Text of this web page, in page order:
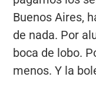
Buenos Aires,
de nada. Por
boca de lobo.
menos. Y la